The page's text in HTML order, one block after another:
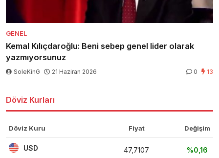
GENEL
Kemal Kılıçdaroğlu: Beni sebep genel lider olarak
yazmıyorsunuz
SoleKinG 21 Haziran 2026 0 13
Döviz Kurları
Döviz Kuru Fiyat Değişim
USD 47,7107 %0,16